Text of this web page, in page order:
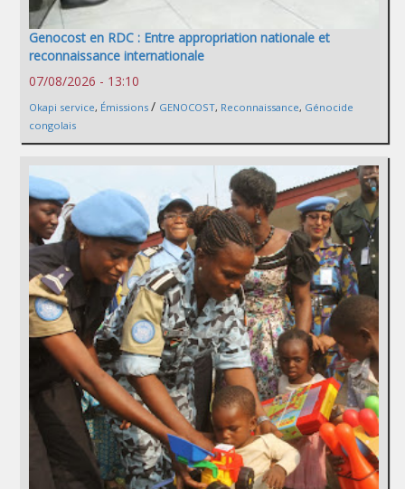
Genocost en RDC : Entre appropriation nationale et
reconnaissance internationale
07/08/2026 - 13:10
Okapi service, Émissions / GENOCOST, Reconnaissance, Génocide
congolais